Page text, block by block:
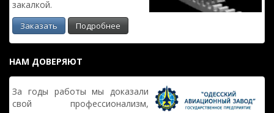
закалкой.
Заказать Подробнее
НАМ ДОВЕРЯЮТ
За годы работы мы доказали
свой профессионализм,